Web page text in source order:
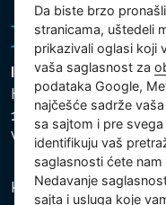
Intex Trading, s.r.o.
Hradecká 2526/3
130 00 Praha 3
Vinohrady - Česká
Kompanija je
Da biste brzo
stranicama, uštedeli
prikazivali oglasi koji
vaša saglasnost za
podataka Google,
najčešće sadrže
sa sajtom i pre
identifikuju vaš
saglasnosti ćete
Nedavanje
sajta i usluga koje